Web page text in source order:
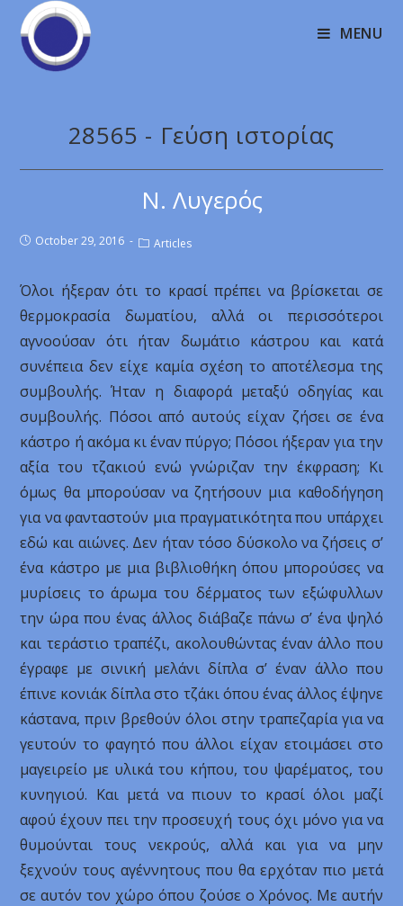
MENU
28565 - Γεύση ιστορίας
Ν. Λυγερός
October 29, 2016 Articles
Όλοι ήξεραν ότι το κρασί πρέπει να βρίσκεται σε
θερμοκρασία δωματίου, αλλά οι περισσότεροι
αγνοούσαν ότι ήταν δωμάτιο κάστρου και κατά
συνέπεια δεν είχε καμία σχέση το αποτέλεσμα της
συμβουλής. Ήταν η διαφορά μεταξύ οδηγίας και
συμβουλής. Πόσοι από αυτούς είχαν ζήσει σε ένα
κάστρο ή ακόμα κι έναν πύργο; Πόσοι ήξεραν για την
αξία του τζακιού ενώ γνώριζαν την έκφραση; Κι
όμως θα μπορούσαν να ζητήσουν μια καθοδήγηση
για να φανταστούν μια πραγματικότητα που υπάρχει
εδώ και αιώνες. Δεν ήταν τόσο δύσκολο να ζήσεις σ’
ένα κάστρο με μια βιβλιοθήκη όπου μπορούσες να
μυρίσεις το άρωμα του δέρματος των εξώφυλλων
την ώρα που ένας άλλος διάβαζε πάνω σ’ ένα ψηλό
και τεράστιο τραπέζι, ακολουθώντας έναν άλλο που
έγραφε με σινική μελάνι δίπλα σ’ έναν άλλο που
έπινε κονιάκ δίπλα στο τζάκι όπου ένας άλλος έψηνε
κάστανα, πριν βρεθούν όλοι στην τραπεζαρία για να
γευτούν το φαγητό που άλλοι είχαν ετοιμάσει στο
μαγειρείο με υλικά του κήπου, του ψαρέματος, του
κυνηγιού. Και μετά να πιουν το κρασί όλοι μαζί
αφού έχουν πει την προσευχή τους όχι μόνο για να
θυμούνται τους νεκρούς, αλλά και για να μην
ξεχνούν τους αγέννητους που θα ερχόταν πιο μετά
σε αυτόν τον χώρο όπου ζούσε ο Χρόνος. Με αυτήν